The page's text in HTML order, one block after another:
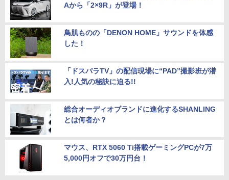
Aから「2×9R」が登場！
鳥肌ものの「DENON HOME」サウンドを体感
した！
「ドスパラTV」の配信現場に“PAD”撮影班が潜
入!人気の秘訣に迫る!!
総合オーディオブランドに進化するSHANLING
とは何者か？
マウス、RTX 5060 Ti搭載ゲーミングPCが7万
5,000円オフで30万円台！